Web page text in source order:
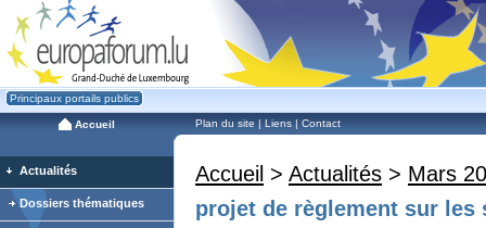
Principaux portails publics
Accueil Plan du site | Liens | Contact
Accueil > Actualités > Mars
projet de règlement sur les
Actualités
Dossiers thématiques